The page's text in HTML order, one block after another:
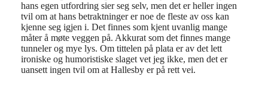
hans egen utfordring sier seg selv, men det er heller ingen
tvil om at hans betraktninger er noe de fleste av oss kan
kjenne seg igjen i. Det finnes som kjent uvanlig mange
måter å møte veggen på. Akkurat som det finnes mange
tunneler og mye lys. Om tittelen på plata er av det lett
ironiske og humoristiske slaget vet jeg ikke, men det er
uansett ingen tvil om at Hallesby er på rett vei.